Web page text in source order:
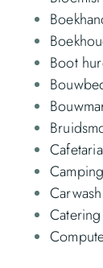
Boot
Cafetaria
Carwash
Catering